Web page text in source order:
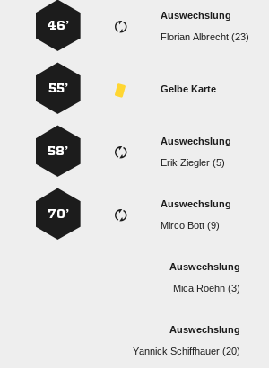
Auswechslung
  
46’
Gelbe Karte
55’
Auswechslung
  
58’
Auswechslung
  
70’
Auswechslung
  
Auswechslung
  